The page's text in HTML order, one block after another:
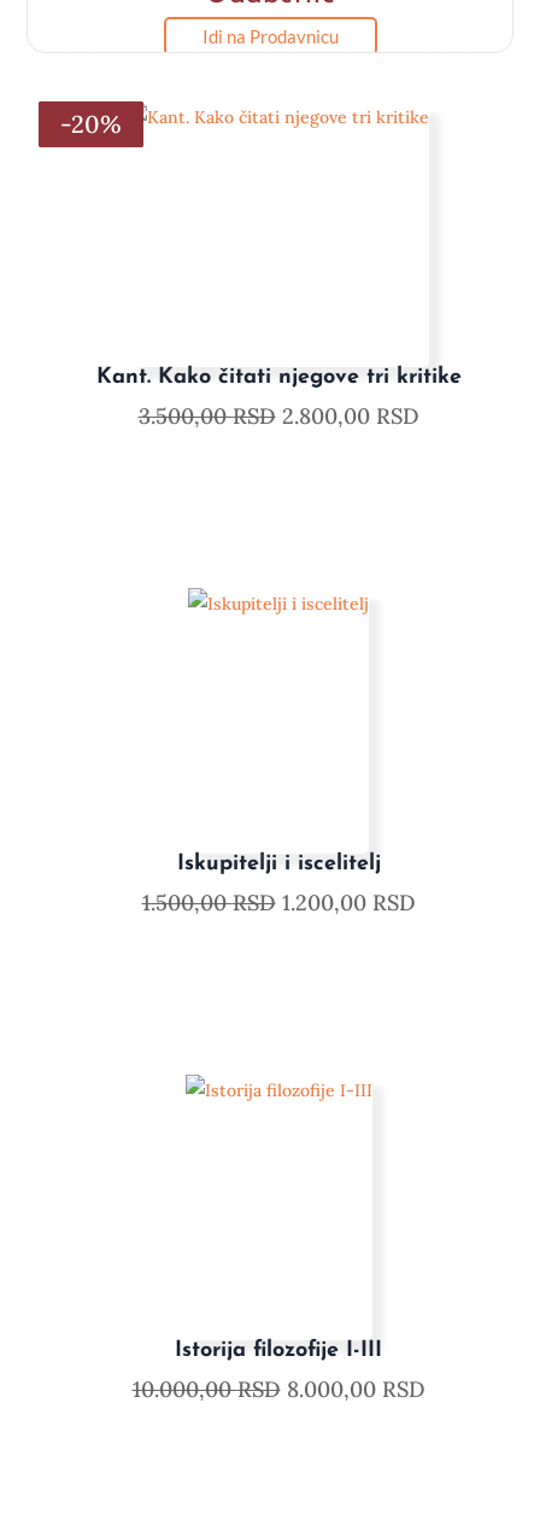
Idi na Prodavnicu
-20%
Kant. Kako čitati njegove tri kritike
3.500,00RSD 2.800,00 RSD
-20%
Iskupitelji i iscelitelj
1.500,00RSD 1.200,00 RSD
-20%
Istorija filozofije I-III
10.000,00RSD 8.000,00 RSD
-20%
-20%
-20%